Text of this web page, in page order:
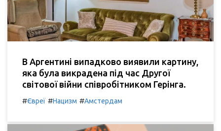
В Аргентині випадково виявили картину,
яка була викрадена під час Другої
світової війни співробітником Герінга.
#Євреї #Нацизм #Амстердам